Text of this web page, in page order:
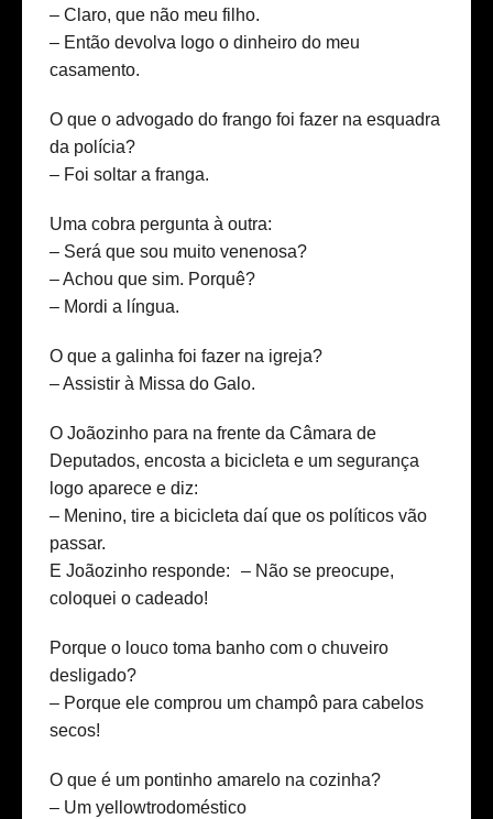
– Claro, que não meu filho.
– Então devolva logo o dinheiro do meu
casamento.
O que o advogado do frango foi fazer na esquadra
da polícia?
– Foi soltar a franga.
Uma cobra pergunta à outra:
– Será que sou muito venenosa?
– Achou que sim. Porquê?
– Mordi a língua.
O que a galinha foi fazer na igreja?
– Assistir à Missa do Galo.
O Joãozinho para na frente da Câmara de
Deputados, encosta a bicicleta e um segurança
logo aparece e diz:
– Menino, tire a bicicleta daí que os políticos vão
passar.
E Joãozinho responde: – Não se preocupe,
coloquei o cadeado!
Porque o louco toma banho com o chuveiro
desligado?
– Porque ele comprou um champô para cabelos
secos!
O que é um pontinho amarelo na cozinha?
– Um yellowtrodoméstico